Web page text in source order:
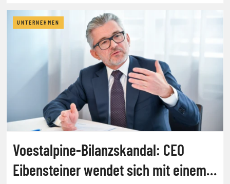
UNTERNEHMEN
Voestalpine-Bilanzskandal: CEO
Eibensteiner wendet sich mit einem